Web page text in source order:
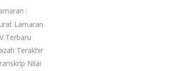
:
Lamaran
Terbaru
Terakhir
Nilai